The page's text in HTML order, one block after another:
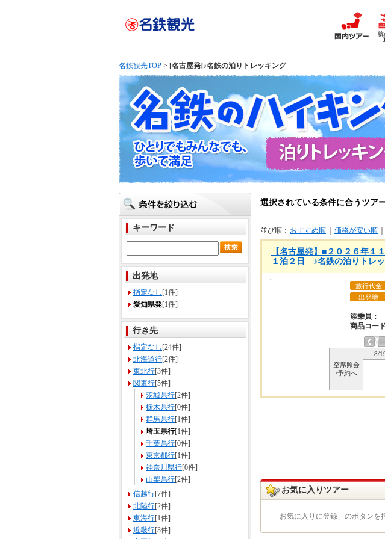
名鉄観光TOP > [名古屋発]♪名鉄の泊りトレッキング
キーワード
出発地
指定なし [1件]
愛知県発[1件]
行き先
指定なし [24件]
北海道行[2件]
東北行[3件]
関東行[5件]
茨城県行[2件]
栃木県行[0件]
群馬県行[1件]
埼玉県行[1件]
千葉県行[0件]
東京都行[1件]
神奈川県行[0件]
山梨県行[2件]
信越行[7件]
北陸行[2件]
東海行[1件]
近畿行[3件]
選択されている条件に合うツア
並び順： おすすめ順 価格が安い順
【名古屋発】■２０２６年
１泊２日 ♪名鉄の泊りトレ
旅行代金
出発地
添乗員：
商品コー
空席照会
/予約へ
8/
お気に入りツアー
「お気に入りに登録」のボタンを